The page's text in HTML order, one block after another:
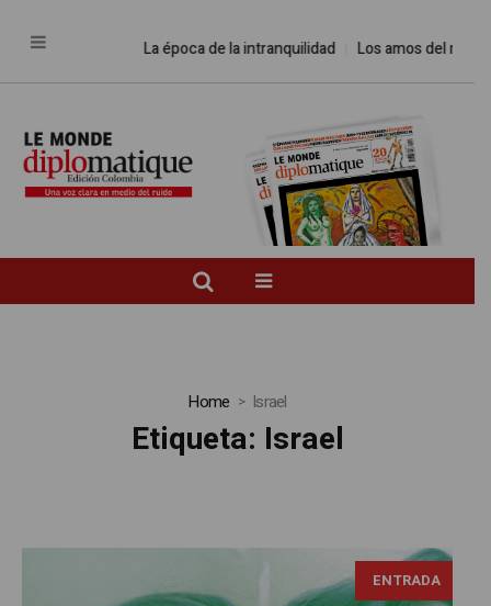
La época de la intranquilidad Los amos del mundo
Home Israel
Etiqueta: Israel
ENTRADA